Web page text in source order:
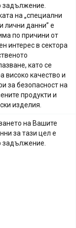
задължение
на „специални
лични данни” е
по причини от
интерес в сектора
като се
високо качество и
за безопасност на
продукти и
изделия
на Вашите
за тази цел е
задължение